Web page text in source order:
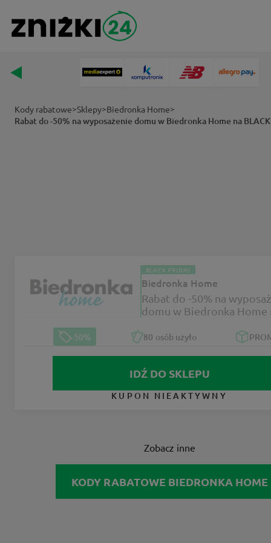
Kody rabatowe>Sklepy>Biedronka Home>
Rabat do -50% na wyposażenie domu w Biedronka Home na BLACK
BLACK FRIDAY
Biedronka Home
Rabat do -50% na
domu w Biedronka Home
-50% 80 osób użyło
IDŹ DO SKLEPU
KUPON NIEAKTYWNY
Zobacz inne
KODY RABATOWE BIEDRONKA HOME